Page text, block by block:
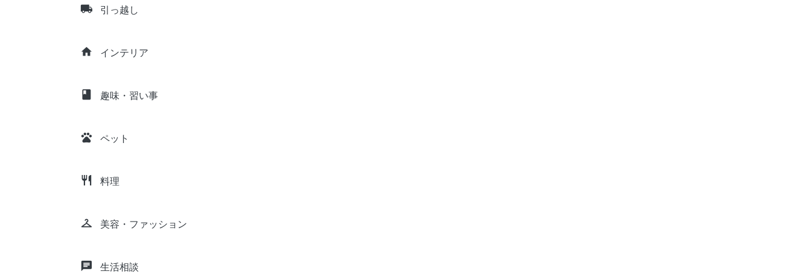
local_shipping 引っ越し
home インテリア
class 趣味・習い事
pets ペット
restaurant 料理
checkroom 美容・ファッション
chat 生活相談